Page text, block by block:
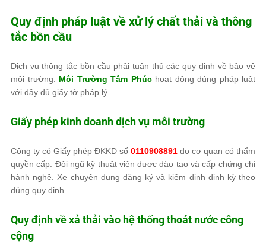
Quy định pháp luật về xử lý chất thải và thông
tắc bồn cầu
Dịch vụ thông tắc bồn cầu phải tuân thủ các quy định về bảo vệ
môi trường. Môi Trường Tâm Phúchoạt động đúng pháp luật
với đầy đủ giấy tờ pháp lý.
Giấy phép kinh doanh dịch vụ môi trường
Công ty có Giấy phép ĐKKD số 0110908891 do cơ quan có thẩm
quyền cấp. Đội ngũ kỹ thuật viên được đào tạo và cấp chứng chỉ
hành nghề. Xe chuyên dụng đăng ký và kiểm định định kỳ theo
đúng quy định.
Quy định về xả thải vào hệ thống thoát nước công
cộng